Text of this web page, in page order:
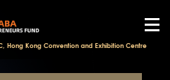
Hong Kong Convention and Exhibition Centre